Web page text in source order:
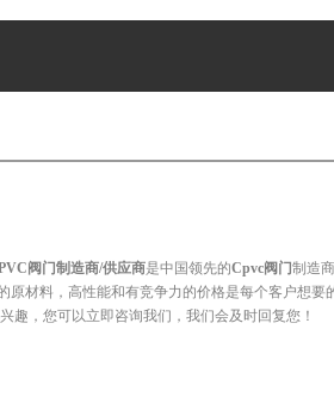
阀门制造商/供应商是中国领先的Cpvc阀门制造
原材料，高性能和有竞争力的价格是每个客户想
趣，您可以立即咨询我们，我们会及时回复您！